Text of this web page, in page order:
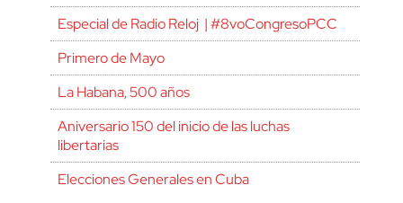
Especial de Radio Reloj | #8voCongresoPCC
Primero de Mayo
La Habana, 500 años
Aniversario 150 del inicio de las luchas
libertarias
Elecciones Generales en Cuba